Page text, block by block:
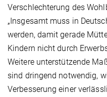
Verschlechterung des
„Insgesamt muss in
werden, damit gerade
Kindern nicht durch
Weitere unterstützende
sind dringend notwendig,
Verbesserung einer